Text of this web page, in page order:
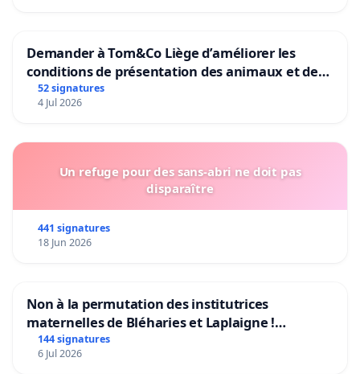
Demander à Tom&Co Liège d’améliorer les
conditions de présentation des animaux et de
mettre fin à la vente d’animaux en magasin
52 signatures
4 Jul 2026
Un refuge pour des sans-abri ne doit pas
disparaître
441 signatures
18 Jun 2026
Non à la permutation des institutrices
maternelles de Bléharies et Laplaigne !
Préservons la stabilité de nos enfants.
144 signatures
6 Jul 2026